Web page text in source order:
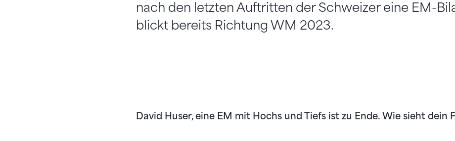
nach den letzten Auftritten der Schweizer eine EM-
blickt bereits Richtung WM 2023.
David Huser, eine EM mit Hochs und Tiefs ist zu Ende. Wie sieht dein